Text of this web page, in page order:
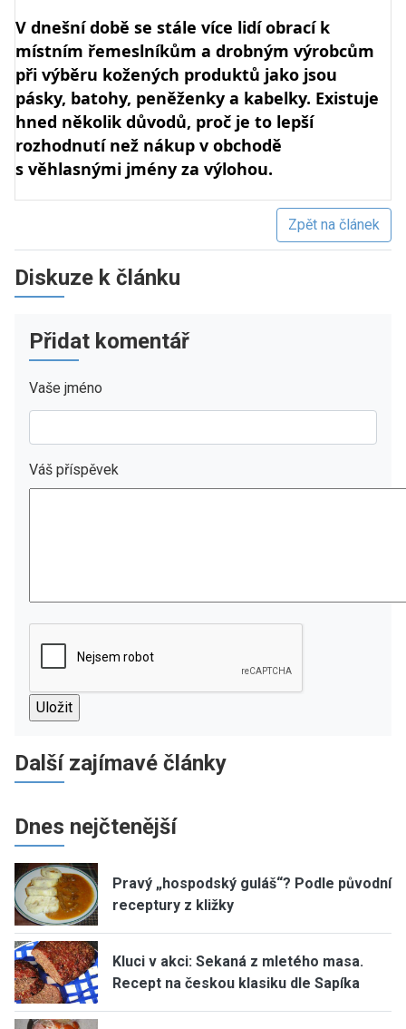
V dnešní době se stále více lidí obrací k
místním řemeslníkům a drobným výrobcům
při výběru kožených produktů jako jsou
pásky, batohy, peněženky a kabelky. Existuje
hned několik důvodů, proč je to lepší
rozhodnutí než nákup v obchodě
s věhlasnými jmény za výlohou.
Zpět na článek
Diskuze k článku
Přidat komentář
Vaše jméno
Váš příspěvek
Další zajímavé články
Dnes nejčtenější
Pravý „hospodský guláš“? Podle původní
receptury z kližky
Kluci v akci: Sekaná z mletého masa.
Recept na českou klasiku dle Sapíka